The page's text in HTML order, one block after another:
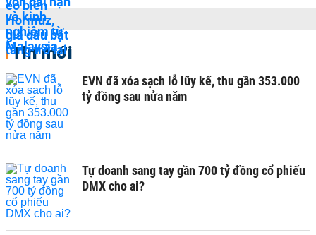
Tin mới
EVN đã xóa sạch lỗ lũy kế, thu gần 353.000
tỷ đồng sau nửa năm
Tự doanh sang tay gần 700 tỷ đồng cổ phiếu
DMX cho ai?